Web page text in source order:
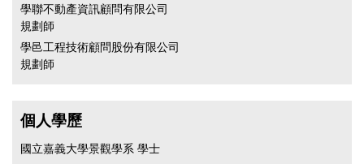
學聯不動產資訊顧問有限公司
規劃師
學邑工程技術顧問股份有限公司
規劃師
個人學歷
國立嘉義大學景觀學系 學士